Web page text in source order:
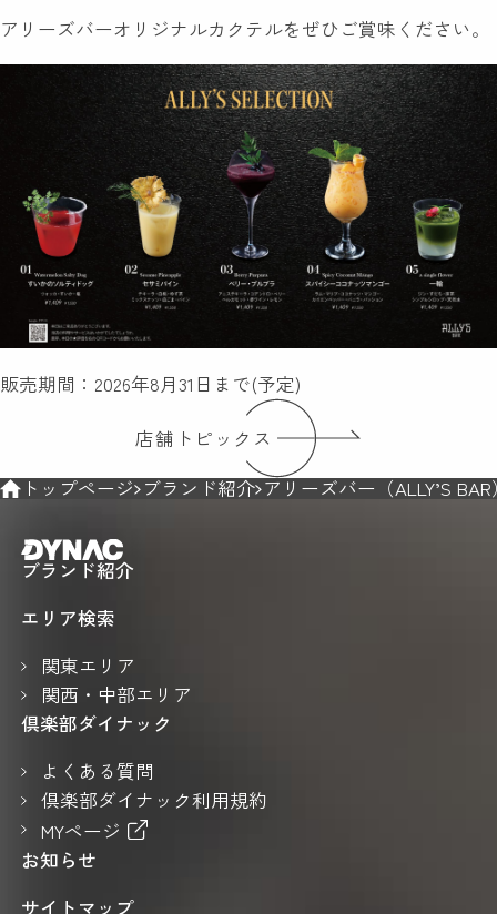
アリーズバーオリジナルカクテルをぜひご賞味ください。
販売期間：2026年8月31日まで(予定)
店舗トピックス
トップページ ブランド紹介 アリーズバー（ALLY’S
ブランド紹介
エリア検索
関東エリア
関西・中部エリア
倶楽部ダイナック
よくある質問
倶楽部ダイナック利用規約
MYページ
お知らせ
サイトマップ